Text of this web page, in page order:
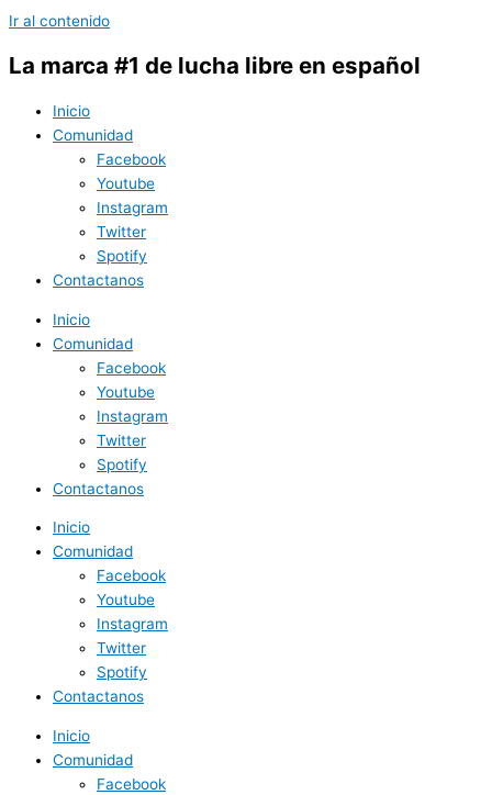
Ir al contenido
La marca #1 de lucha libre en español
Inicio
Comunidad
Facebook
Youtube
Instagram
Twitter
Spotify
Contactanos
Inicio
Comunidad
Facebook
Youtube
Instagram
Twitter
Spotify
Contactanos
Inicio
Comunidad
Facebook
Youtube
Instagram
Twitter
Spotify
Contactanos
Inicio
Comunidad
Facebook